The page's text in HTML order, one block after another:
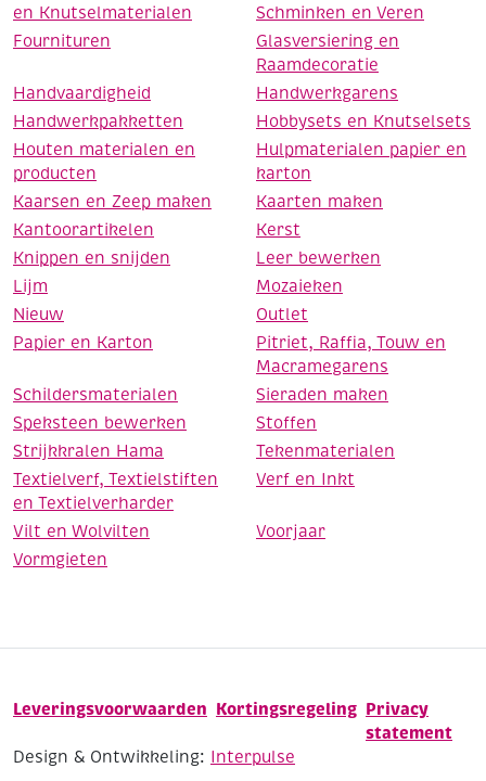
en Knutselmaterialen
Schminken en Veren
Fournituren
Glasversiering en
Raamdecoratie
Handvaardigheid
Handwerkgarens
Handwerkpakketten
Hobbysets en Knutselsets
Houten materialen en
producten
Hulpmaterialen papier en
karton
Kaarsen en Zeep maken
Kaarten maken
Kantoorartikelen
Kerst
Knippen en snijden
Leer bewerken
Lijm
Mozaieken
Nieuw
Outlet
Papier en Karton
Pitriet, Raffia, Touw en
Macramegarens
Schildersmaterialen
Sieraden maken
Speksteen bewerken
Stoffen
Strijkkralen Hama
Tekenmaterialen
Textielverf, Textielstiften
en Textielverharder
Verf en Inkt
Vilt en Wolvilten
Voorjaar
Vormgieten
Leveringsvoorwaarden Kortingsregeling Privacy
statement
Design & Ontwikkeling: Interpulse